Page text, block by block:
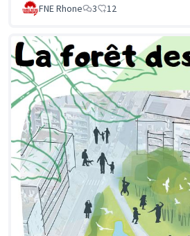
FNE Rhone 3 12